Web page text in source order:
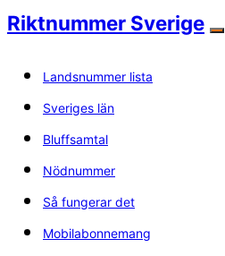
Riktnummer Sverige
Landsnummer lista
Sveriges län
Bluffsamtal
Nödnummer
Så fungerar det
Mobilabonnemang